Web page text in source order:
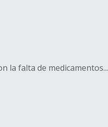
la falta de medicamentos...